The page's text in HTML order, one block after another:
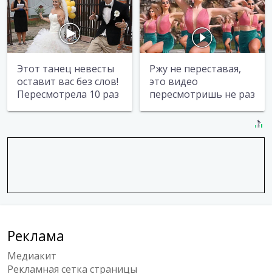
Этот танец невесты
оставит вас без слов!
Пересмотрела 10 раз
Ржу не переставая,
это видео
пересмотришь не раз
Реклама
Медиакит
Рекламная сетка страницы